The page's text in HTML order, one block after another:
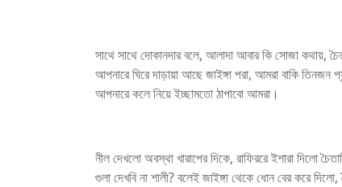
সাথে সাথে দোকানদার বলে, আলাদা আবার কি সোজা কথায়,
আপনারে ঘিরে দাড়ায়া আছে জাইঙ্গা পরা, আমরা বাকি তিনজন
আপনারে কলে নিয়ে ইচ্ছামতো ঠাপাবো আমরা।
নীল দেখলো অবস্থা খারাপের দিকে, রাফিররে ইশারা দিলো
গুলা দেখবি না শালী? বলেই জাইঙ্গা থেকে ধোন বের করে